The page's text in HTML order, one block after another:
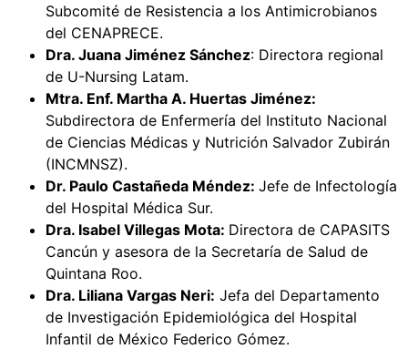
Subcomité de Resistencia a los Antimicrobianos
del CENAPRECE.
Dra. Juana Jiménez Sánchez: Directora regional
de U-Nursing Latam.
Mtra. Enf. Martha A. Huertas Jiménez:
Subdirectora de Enfermería del Instituto Nacional
de Ciencias Médicas y Nutrición Salvador Zubirán
(INCMNSZ).
Dr. Paulo Castañeda Méndez: Jefe de Infectología
del Hospital Médica Sur.
Dra. Isabel Villegas Mota: Directora de CAPASITS
Cancún y asesora de la Secretaría de Salud de
Quintana Roo.
Dra. Liliana Vargas Neri: Jefa del Departamento
de Investigación Epidemiológica del Hospital
Infantil de México Federico Gómez.